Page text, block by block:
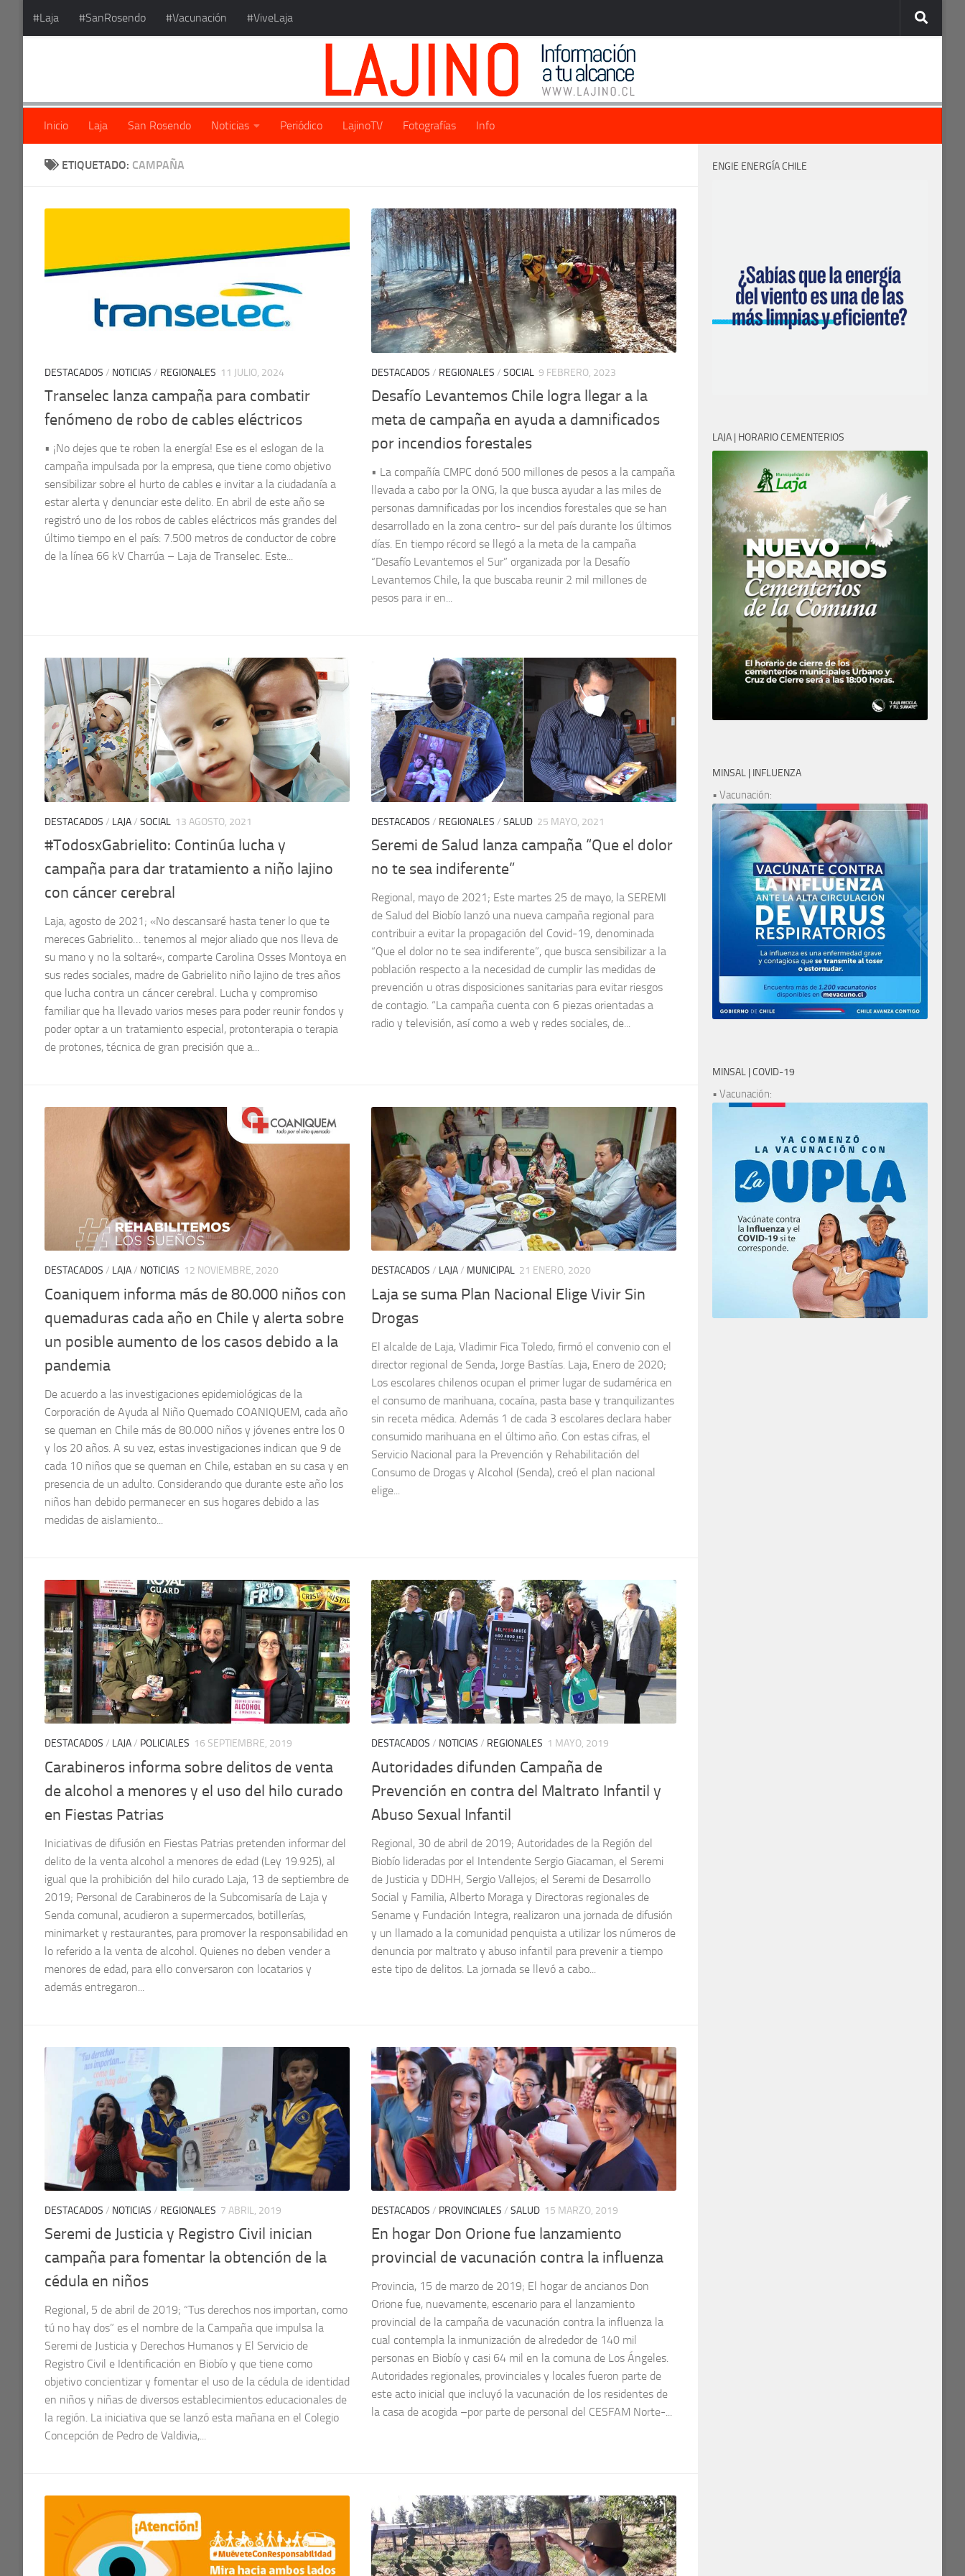
Saltar al contenido
#Laja #SanRosendo #Vacunación #ViveLaja
Inicio Laja San Rosendo Noticias Periódico LajinoTV Fotografías Info
ETIQUETADO: CAMPAÑA
DESTACADOS / NOTICIAS / REGIONALES 11 JULIO, 2024
Transelec lanza campaña para combatir
fenómeno de robo de cables eléctricos
• ¡No dejes que te roben la energía! Ese es el eslogan de la
campaña impulsada por la empresa, que tiene como objetivo
sensibilizar sobre el hurto de cables e invitar a la ciudadanía a
estar alerta y denunciar este delito. En abril de este año se
registró uno de los robos de cables eléctricos más grandes del
último tiempo en el país: 7.500 metros de conductor de cobre
de la línea 66 kV Charrúa – Laja de Transelec. Este...
DESTACADOS / REGIONALES / SOCIAL 9 FEBRERO, 2023
Desafío Levantemos Chile logra llegar a la
meta de campaña en ayuda a damnificados
por incendios forestales
• La compañía CMPC donó 500 millones de pesos a la campaña
llevada a cabo por la ONG, la que busca ayudar a las miles de
personas damnificadas por los incendios forestales que se han
desarrollado en la zona centro- sur del país durante los últimos
días. En tiempo récord se llegó a la meta de la campaña
“Desafío Levantemos el Sur” organizada por la Desafío
Levantemos Chile, la que buscaba reunir 2 mil millones de
pesos para ir en...
DESTACADOS / LAJA/ SOCIAL 13 AGOSTO, 2021
#TodosxGabrielito: Continúa lucha y
campaña para dar tratamiento a niño lajino
con cáncer cerebral
Laja, agosto de 2021; «No descansaré hasta tener lo que te
mereces Gabrielito… tenemos al mejor aliado que nos lleva de
su mano y no la soltaré«, comparte Carolina Osses Montoya en
sus redes sociales, madre de Gabrielito niño lajino de tres años
que lucha contra un cáncer cerebral. Lucha y compromiso
familiar que ha llevado varios meses para poder reunir fondos y
poder optar a un tratamiento especial, protonterapia o terapia
de protones, técnica de gran precisión que a...
DESTACADOS / REGIONALES / SALUD 25 MAYO, 2021
Seremi de Salud lanza campaña “Que el dolor
no te sea indiferente”
Regional, mayo de 2021; Este martes 25 de mayo, la SEREMI
de Salud del Biobío lanzó una nueva campaña regional para
contribuir a evitar la propagación del Covid-19, denominada
“Que el dolor no te sea indiferente”, que busca sensibilizar a la
población respecto a la necesidad de cumplir las medidas de
prevención u otras disposiciones sanitarias para evitar riesgos
de contagio. “La campaña cuenta con 6 piezas orientadas a
radio y televisión, así como a web y redes sociales, de...
DESTACADOS / LAJA/ NOTICIAS 12 NOVIEMBRE, 2020
Coaniquem informa más de 80.000 niños con
quemaduras cada año en Chile y alerta sobre
un posible aumento de los casos debido a la
pandemia
De acuerdo a las investigaciones epidemiológicas de la
Corporación de Ayuda al Niño Quemado COANIQUEM, cada año
se queman en Chile más de 80.000 niños y jóvenes entre los 0
y los 20 años. A su vez, estas investigaciones indican que 9 de
cada 10 niños que se queman en Chile, estaban en su casa y en
presencia de un adulto. Considerando que durante este año los
niños han debido permanecer en sus hogares debido a las
medidas de aislamiento...
DESTACADOS / LAJA/ MUNICIPAL 21 ENERO, 2020
Laja se suma Plan Nacional Elige Vivir Sin
Drogas
El alcalde de Laja, Vladimir Fica Toledo, firmó el convenio con el
director regional de Senda, Jorge Bastías. Laja, Enero de 2020;
Los escolares chilenos ocupan el primer lugar de sudamérica en
el consumo de marihuana, cocaína, pasta base y tranquilizantes
sin receta médica. Además 1 de cada 3 escolares declara haber
consumido marihuana en el último año. Con estas cifras, el
Servicio Nacional para la Prevención y Rehabilitación del
Consumo de Drogas y Alcohol (Senda), creó el plan nacional
elige...
DESTACADOS / LAJA/ POLICIALES 16 SEPTIEMBRE, 2019
Carabineros informa sobre delitos de venta
de alcohol a menores y el uso del hilo curado
en Fiestas Patrias
Iniciativas de difusión en Fiestas Patrias pretenden informar del
delito de la venta alcohol a menores de edad (Ley 19.925), al
igual que la prohibición del hilo curado Laja, 13 de septiembre de
2019; Personal de Carabineros de la Subcomisaría de Laja y
Senda comunal, acudieron a supermercados, botillerías,
minimarket y restaurantes, para promover la responsabilidad en
lo referido a la venta de alcohol. Quienes no deben vender a
menores de edad, para ello conversaron con locatarios y
además entregaron...
DESTACADOS / NOTICIAS / REGIONALES 1 MAYO, 2019
Autoridades difunden Campaña de
Prevención en contra del Maltrato Infantil y
Abuso Sexual Infantil
Regional, 30 de abril de 2019; Autoridades de la Región del
Biobío lideradas por el Intendente Sergio Giacaman, el Seremi
de Justicia y DDHH, Sergio Vallejos; el Seremi de Desarrollo
Social y Familia, Alberto Moraga y Directoras regionales de
Sename y Fundación Integra, realizaron una jornada de difusión
y un llamado a la comunidad penquista a utilizar los números de
denuncia por maltrato y abuso infantil para prevenir a tiempo
este tipo de delitos. La jornada se llevó a cabo...
DESTACADOS / NOTICIAS / REGIONALES 7 ABRIL, 2019
Seremi de Justicia y Registro Civil inician
campaña para fomentar la obtención de la
cédula en niños
Regional, 5 de abril de 2019; “Tus derechos nos importan, como
tú no hay dos” es el nombre de la Campaña que impulsa la
Seremi de Justicia y Derechos Humanos y El Servicio de
Registro Civil e Identificación en Biobío y que tiene como
objetivo concientizar y fomentar el uso de la cédula de identidad
en niños y niñas de diversos establecimientos educacionales de
la región. La iniciativa que se lanzó esta mañana en el Colegio
Concepción de Pedro de Valdivia,...
DESTACADOS / PROVINCIALES / SALUD 15 MARZO, 2019
En hogar Don Orione fue lanzamiento
provincial de vacunación contra la influenza
Provincia, 15 de marzo de 2019; El hogar de ancianos Don
Orione fue, nuevamente, escenario para el lanzamiento
provincial de la campaña de vacunación contra la influenza la
cual contempla la inmunización de alrededor de 140 mil
personas en Biobío y casi 64 mil en la comuna de Los Ángeles.
Autoridades regionales, provinciales y locales fueron parte de
este acto inicial que incluyó la vacunación de los residentes de
la casa de acogida –por parte de personal del CESFAM Norte-...
ENGIE ENERGÍA CHILE
LAJA | HORARIO CEMENTERIOS
MINSAL | INFLUENZA
• Vacunación:
MINSAL | COVID-19
• Vacunación: